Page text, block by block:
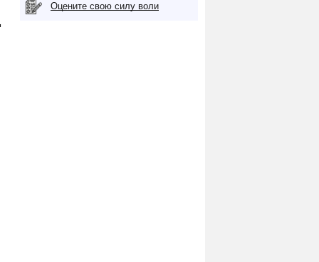
Оцените свою силу воли